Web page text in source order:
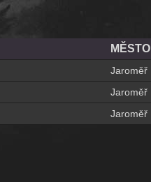
MĚSTO
Jaroměř
Jaroměř
Jaroměř